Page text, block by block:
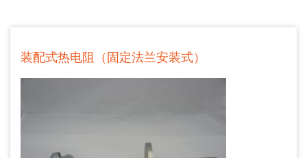
装配式热电阻（固定法兰安装式）